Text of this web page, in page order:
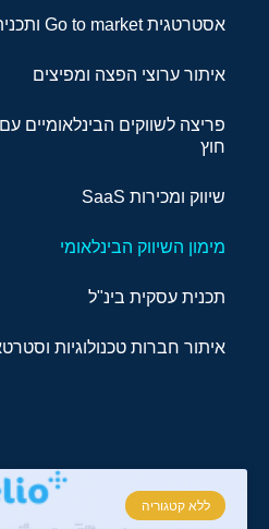
אסטרטגית Go to market ותכנית שיווק בינלאומית
איתור ערוצי הפצה ומפיצים
פריצה לשווקים הבינלאומיים
חוץ
שיווק ומכירות SaaS
מימון השיווק הבינלאומי
תכנית עסקית בינ"ל
איתור חברות טכנולוגיות
ללא קטגוריה